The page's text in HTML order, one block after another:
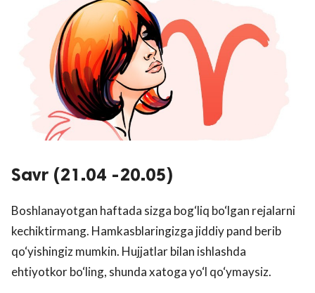
Savr (21.04 -20.05)
Boshlanayotgan haftada sizga bog‘liq bo‘lgan rejalarni
kechiktirmang. Hamkasblaringizga jiddiy pand berib
qo‘yishingiz mumkin. Hujjatlar bilan ishlashda
ehtiyotkor bo‘ling, shunda xatoga yo‘l qo‘ymaysiz.